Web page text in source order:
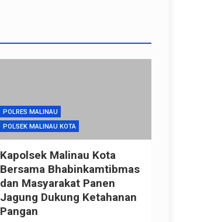
POLRES MALINAU
POLSEK MALINAU KOTA
Kapolsek Malinau Kota
Bersama Bhabinkamtibmas
dan Masyarakat Panen
Jagung Dukung Ketahanan
Pangan